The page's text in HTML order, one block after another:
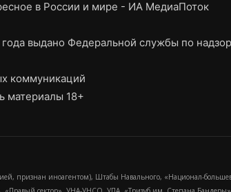
в России и мире - ИА МедиаПоток
выдано Федеральной службы по
коммуникаций
материалы 18+
признан иноагентом), Штабы Навального, «Национал-